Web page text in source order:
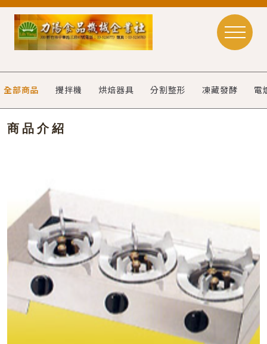
全部商品 攪拌機 烘焙器具 分割整形 凍藏發酵 電
商品介紹